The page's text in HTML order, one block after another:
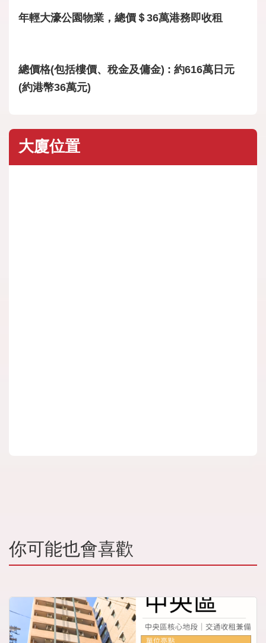
年輕大濠公園物業，總價＄36萬港務即收租
總價格(包括樓價、稅金及傭金) : 約616萬日元
(約港幣36萬元)
大廈位置
你可能也會喜歡